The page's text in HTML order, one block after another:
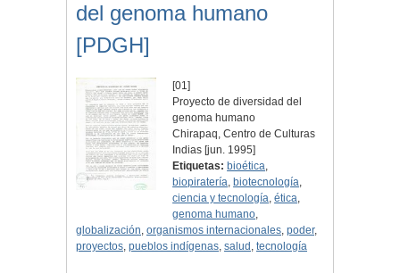
del genoma humano
[PDGH]
[01]
Proyecto de diversidad del
genoma humano
Chirapaq, Centro de Culturas
Indias [jun. 1995]
Etiquetas: bioética,
biopiratería, biotecnología,
ciencia y tecnología,ética,
genoma humano,
globalización, organismos internacionales, poder,
proyectos, pueblos indígenas, salud , tecnología